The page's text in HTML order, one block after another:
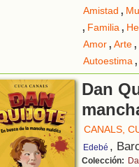
Amistad ,
, Familia,
Amor, Arte,
Autoestima,
Dan
CANALS,
Edebé ,
Colección: